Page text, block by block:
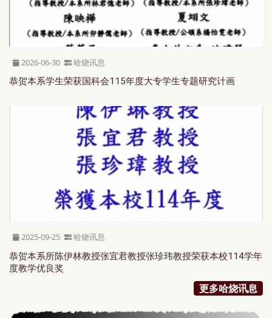
2026-06-30
哈烧讯息
恭贺本系学生荣获国科会115年度大专学生专题研究计画
2025-09-25
哈烧讯息
恭贺本系所陈伊林教授张宜君教授张珍玮教授荣获本校114学年
度教学优良奖
更多哈烧讯息